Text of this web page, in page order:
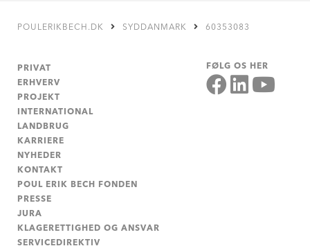
POULERIKBECH.DK SYDDANMARK 60353083
PRIVAT
ERHVERV
PROJEKT
INTERNATIONAL
LANDBRUG
KARRIERE
NYHEDER
KONTAKT
POUL ERIK BECH FONDEN
PRESSE
JURA
KLAGERETTIGHED OG ANSVAR
SERVICEDIREKTIV
FØLG OS HER